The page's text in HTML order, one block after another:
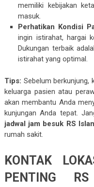
memiliki kebijakan
masuk.
Perhatikan Kondisi
ingin istirahat, hargai
Dukungan terbaik
istirahat yang optimal.
Tips: Sebelum berkunjung,
keluarga pasien atau
akan membantu Anda
kunjungan Anda tepat.
jadwal jam besuk RS
rumah sakit.
KONTAK
PENTING